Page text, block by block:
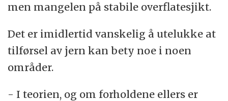
men mangelen på stabile overflatesjikt.
Det er imidlertid vanskelig å utelukke at
tilførsel av jern kan bety noe i noen
områder.
- I teorien, og om forholdene ellers er